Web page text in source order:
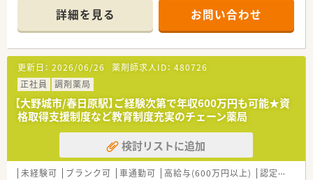
■応需科目は内科と呼吸器科が中心で、処方箋枚数は1日平均60
枚から70枚となっており、現在は薬剤師2名体制で運営されてい
ます。
■常勤薬剤師1名と派遣薬剤師1名に加えて、管理栄養士1名と事
務スタッフ1名が在籍しており、多職種で連携しながら業務に励
んでいます。
【募集背景と求める人物像について】
■今回は欠員補充に伴う急募案件となっており、地域密着の医療
に貢献しながら周囲と協力して柔軟に対応できる方を募集して
います。
■調剤の実務経験がある方はもちろん歓迎されますが、未経験や
ブランクのある方でも自己研鑽に励む意欲があれば積極的に採
用します。
詳細を見る お問い合わせ
更新日： 2026/06/26 薬剤師求人ID： 480726
正社員
調剤薬局
【大野城市/春日原駅】ご経験次第で年収600万円も可能★資
格取得支援制度など教育制度充実のチェーン薬局
検討リストに追加
未経験可 ブランク可 車通勤可 高給与(600万円以上) 認定薬剤師取得支援あり